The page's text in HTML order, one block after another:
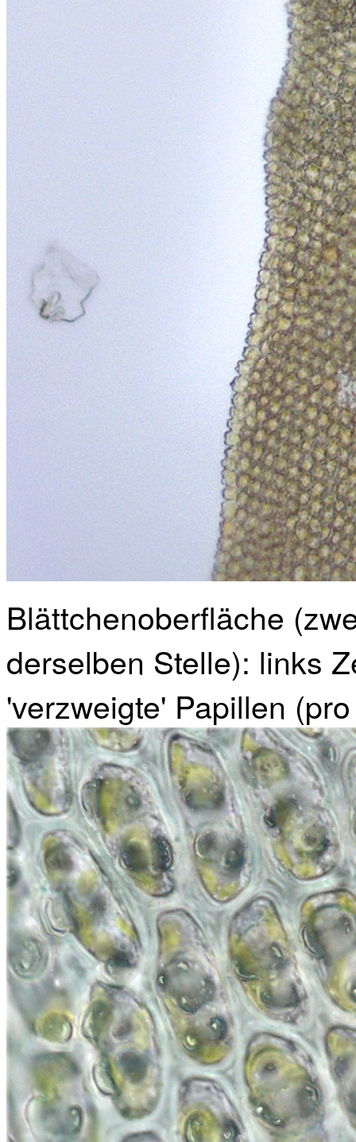
Blättchenoberfläche
derselben Stelle): links
'verzweigte' Papillen